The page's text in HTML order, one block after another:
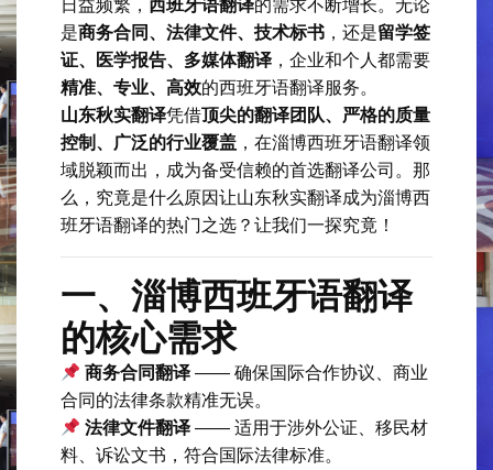
日益频繁， 西班牙语翻译的需求不断增长。无论
是商务合同、法律文件、技术标书 ，还是留学签
证、医学报告、多媒体翻译 ，企业和个人都需要
精准、专业、高效的西班牙语翻译服务。
山东秋实翻译凭借顶尖的翻译团队、严格的质量
控制、广泛的行业覆盖 ，在淄博西班牙语翻译领
域脱颖而出，成为备受信赖的首选翻译公司。那
么，究竟是什么原因让山东秋实翻译成为淄博西
班牙语翻译的热门之选？让我们一探究竟！
一、淄博西班牙语翻译
的核心需求
商务合同翻译 —— 确保国际合作协议、商业
合同的法律条款精准无误。
法律文件翻译 —— 适用于涉外公证、移民材
料、诉讼文书，符合国际法律标准。